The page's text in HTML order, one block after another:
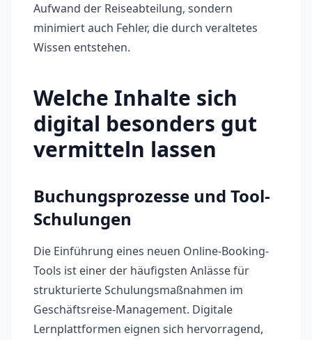
Aufwand der Reiseabteilung, sondern
minimiert auch Fehler, die durch veraltetes
Wissen entstehen.
Welche Inhalte sich
digital besonders gut
vermitteln lassen
Buchungsprozesse und Tool-
Schulungen
Die Einführung eines neuen Online-Booking-
Tools ist einer der häufigsten Anlässe für
strukturierte Schulungsmaßnahmen im
Geschäftsreise-Management. Digitale
Lernplattformen eignen sich hervorragend,